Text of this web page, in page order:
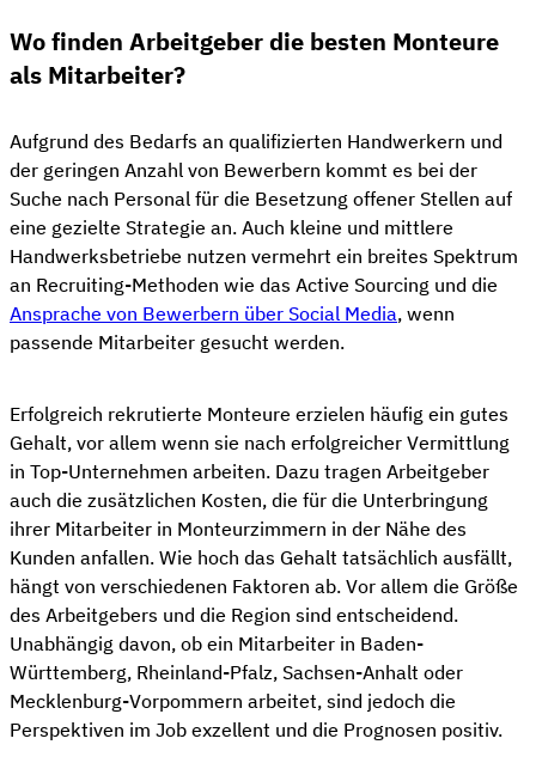
Wo finden Arbeitgeber die besten Monteure
als Mitarbeiter?
Aufgrund des Bedarfs an qualifizierten Handwerkern und
der geringen Anzahl von Bewerbern kommt es bei der
Suche nach Personal für die Besetzung offener Stellen auf
eine gezielte Strategie an. Auch kleine und mittlere
Handwerksbetriebe nutzen vermehrt ein breites Spektrum
an Recruiting-Methoden wie das Active Sourcing und die
Ansprache von Bewerbern über Social Media, wenn
passende Mitarbeiter gesucht werden.
Erfolgreich rekrutierte Monteure erzielen häufig ein gutes
Gehalt, vor allem wenn sie nach erfolgreicher Vermittlung
in Top-Unternehmen arbeiten. Dazu tragen Arbeitgeber
auch die zusätzlichen Kosten, die für die Unterbringung
ihrer Mitarbeiter in Monteurzimmern in der Nähe des
Kunden anfallen. Wie hoch das Gehalt tatsächlich ausfällt,
hängt von verschiedenen Faktoren ab. Vor allem die Größe
des Arbeitgebers und die Region sind entscheidend.
Unabhängig davon, ob ein Mitarbeiter in Baden-
Württemberg, Rheinland-Pfalz, Sachsen-Anhalt oder
Mecklenburg-Vorpommern arbeitet, sind jedoch die
Perspektiven im Job exzellent und die Prognosen positiv.